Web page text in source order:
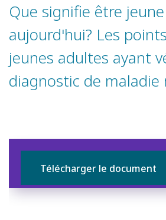
Que signifie être
aujourd'hui? Les
jeunes adultes ayant
diagnostic de maladie
Télécharger le document